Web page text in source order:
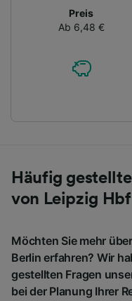
Preis
Ab 6,48 €
Häufig
von Leipzig
Möchten Sie mehr
Berlin erfahren? Wir
gestellten Fragen
bei der Planung Ihrer